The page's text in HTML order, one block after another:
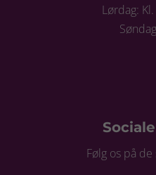
Lørdag:
Følg os på